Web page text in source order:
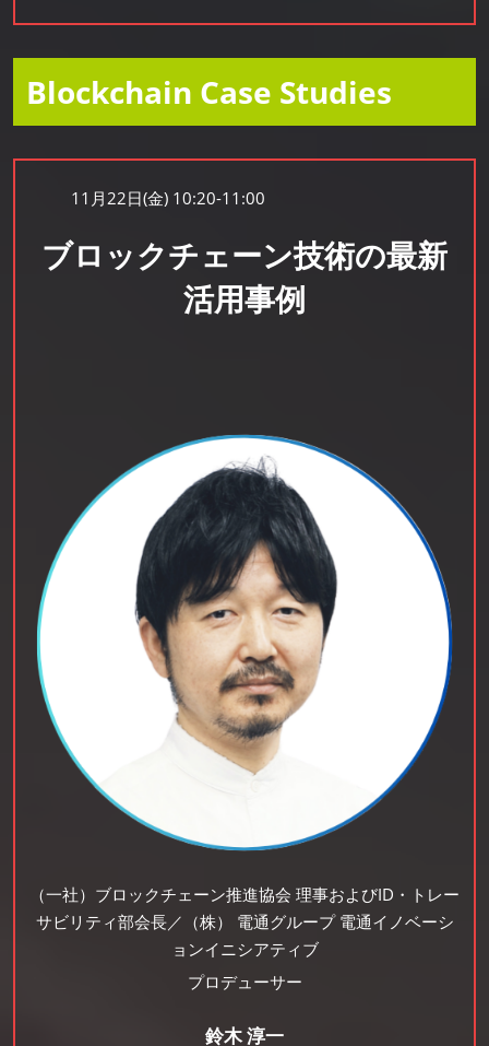
Blockchain Case Studies
11月22日(金) 10:20-11:00
ブロックチェーン技術の最新
活用事例
（一社）ブロックチェーン推進協会 理事およびID・トレー
サビリティ部会長／（株） 電通グループ 電通イノベーシ
ョンイニシアティブ
プロデューサー
鈴木 淳一